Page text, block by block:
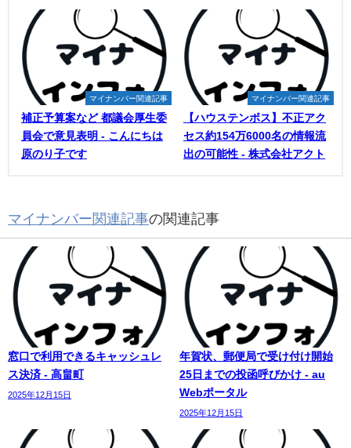
マイナンバー関連記事
補正予算案など 都議会厚生委
員会で意見表明 - こんにちは
原のり子です
マイナンバー関連記事
【ハウステンボス】不正アク
セス約154万6000名の情報流
出の可能性 - 株式会社アクト
マイナンバー関連記事の関連記事
窓口で利用できるキャッシュレ
ス決済 - 高畠町
2025年12月15日
年賀状、郵便局で受け付け開始
25日までの投函呼びかけ - au
Webポータル
2025年12月15日